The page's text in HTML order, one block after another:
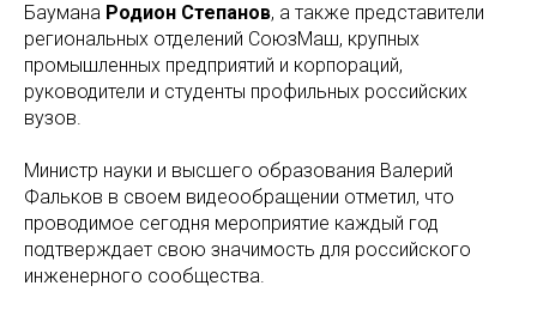
Баумана Родион Степанов, а также представители
региональных отделений СоюзМаш, крупных
промышленных предприятий и корпораций,
руководители и студенты профильных российских
вузов.
Министр науки и высшего образования Валерий
Фальков в своем видеообращении отметил, что
проводимое сегодня мероприятие каждый год
подтверждает свою значимость для российского
инженерного сообщества.